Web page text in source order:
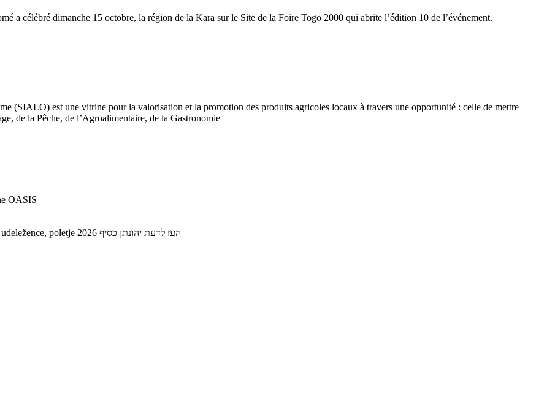
a célébré dimanche 15 octobre, la région de la Kara sur le Site de la Foire Togo 2000 qui abrite l’édition 10 de l’événement.
(SIALO) est une vitrine pour la valorisation et la promotion des produits agricoles locaux à travers une opportunité : celle de mettre
de la Pêche, de l’Agroalimentaire, de la Gastronomie
OASIS
Vse dodatne kode Spinrise brez depozita za nove in obstoječe udeležence, poletje 2026 העז לדעת יהונתן כסיף